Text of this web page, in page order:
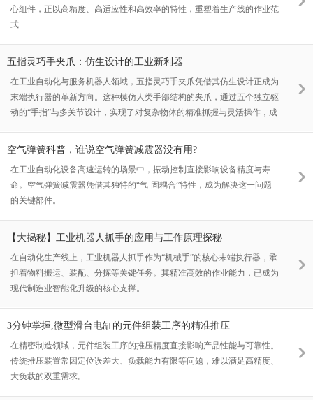
心组件，正以高精度、高适应性和高效率的特性，重塑着生产线的作业范
式
五指灵巧手夹爪：仿生设计的工业新利器
在工业自动化与服务机器人领域，五指灵巧手夹爪凭借其仿生设计正成为
末端执行器的革新方向。这种模仿人类手部结构的夹爪，通过五个独立驱
动的“手指”与多关节设计，实现了对复杂物体的精准抓握与灵活操作，成
空气弹簧科普，谁说空气弹簧减震器没有用?
在工业自动化设备高速运转的场景中，振动控制直接影响设备精度与寿
命。空气弹簧减震器凭借其独特的“气-固耦合”特性，成为解决这一问题
的关键部件。
【大揭秘】工业机器人抓手的应用与工作原理探秘
在自动化生产线上，工业机器人抓手作为“机械手”的核心末端执行器，承
担着物料搬运、装配、分拣等关键任务。其精准高效的作业能力，已成为
现代制造业智能化升级的核心支撑。
3分钟掌握,微型滑台电缸的元件组装工序的精准推压
在精密制造领域，元件组装工序的推压精度直接影响产品性能与可靠性。
传统推压装置常因定位误差大、负载能力有限等问题，难以满足高精度、
大负载的双重需求。